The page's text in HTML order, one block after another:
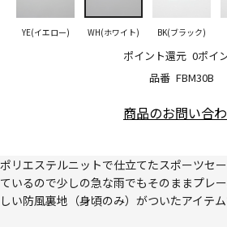
品番 FBM30B
ポイント還元 0ポイ
YE(イエロー) WH(ホワイト) BK(ブラック)
商品のお問い合
ポリエステルニットで仕立てたスポーツセ
ているので少しの急な雨でもそのままプレ
しい防風裏地（身頃のみ）がついたアイテム